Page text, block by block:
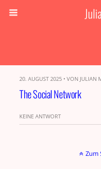
20. AUGUST 2025 • VON JULIAN
The Social Network
KEINE ANTWORT
Zum